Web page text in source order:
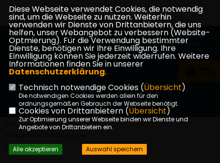
Homepage des CDU Stadtverbandes Neckarsteinach
Impressum Datenschutz Kontakt
©2026 CDU Stadtverband
vorbehalten.
Diese Webseite verwendet Cookies, die notwendig
sind, um die Webseite zu nutzen. Weiterhin
verwenden wir Dienste von Drittanbietern, die uns
helfen, unser Webangebot zu verbessern (Website-
Optmierung). Für die Verwendung bestimmter
Dienste, benötigen wir Ihre Einwilligung. Ihre
Einwilligung können Sie jederzeit widerrufen. Weitere
Informationen finden Sie in unserer
Datenschutzerklärung.
Technisch notwendige Cookies (Übersicht)
Die notwendigen Cookies werden allein für den
ordnungsgemäßen Gebrauch der Webseite benötigt.
Cookies von Drittanbietern (Übersicht)
Zur Optimierung unserer Webseite binden wir Dienste und
Angebote von Drittanbietern ein.
Alle akzeptieren Auswahl speichern